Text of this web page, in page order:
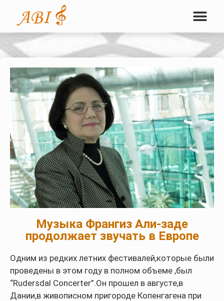
Музыка Франгиз Али-заде
продолжает звучать в Европе
Одним из редких летних фестивалей,которые были
проведены в этом году в полном объеме ,был
“Rudersdal Concerter”.Он прошел в августе,в
Дании,в живописном пригороде Копенгагена при